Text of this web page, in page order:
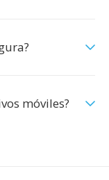
móviles?